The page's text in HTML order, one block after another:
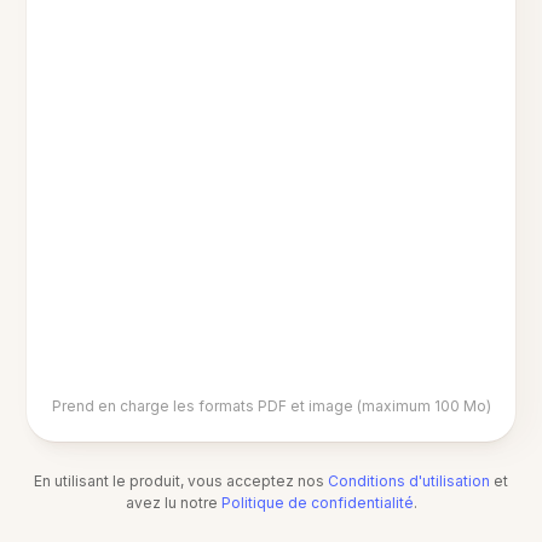
Prend en charge les formats PDF et image (maximum 100 Mo)
En utilisant le produit, vous acceptez nos Conditions d'utilisation et
avez lu notre Politique de confidentialité.